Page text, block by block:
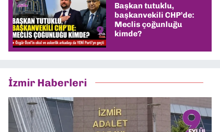
Başkan tutuklu,
başkanvekili CHP’de:
Meclis çoğunluğu
kimde?
İzmir Haberleri